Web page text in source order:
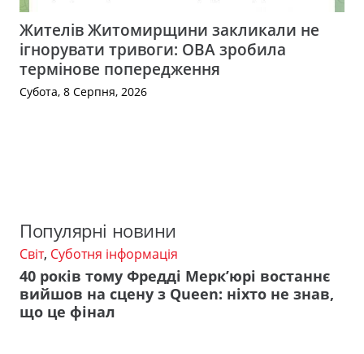
Жителів Житомирщини закликали не
ігнорувати тривоги: ОВА зробила
термінове попередження
Субота, 8 Серпня, 2026
Популярні новини
Світ, Суботня інформація
40 років тому Фредді Мерк’юрі востаннє
вийшов на сцену з Queen: ніхто не знав,
що це фінал